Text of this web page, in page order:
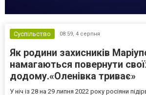
Суспільство 08:59, 4 серпня
Як родини захисників
намагаються повернути
додому.«Оленівка триває»
У ніч із 28 на 29 липня 2022 року росіяни